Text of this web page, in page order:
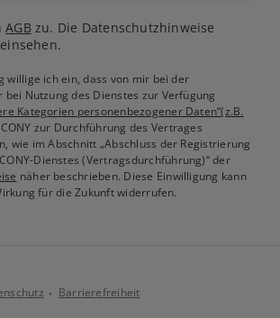
AGB zu. Die Datenschutzhinweise
willige ich ein, dass von mir bei der
bei Nutzung des Dienstes zur Verfügung
Kategorien personenbezogener Daten“(z.B.
zur Durchführung des Vertrages
wie im Abschnitt „Abschluss der Registrierung
Dienstes (Vertragsdurchführung)“ der
näher beschrieben. Diese Einwilligung kann
für die Zukunft widerrufen.
Barrierefreiheit